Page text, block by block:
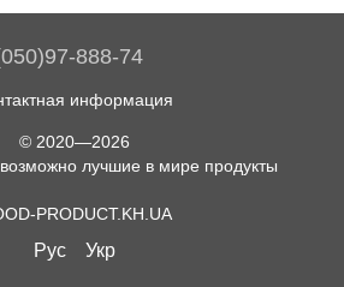
888-74
информация
© 2020—2026
лучшие в мире продукты
PRODUCT.KH.UA
Рус Укр